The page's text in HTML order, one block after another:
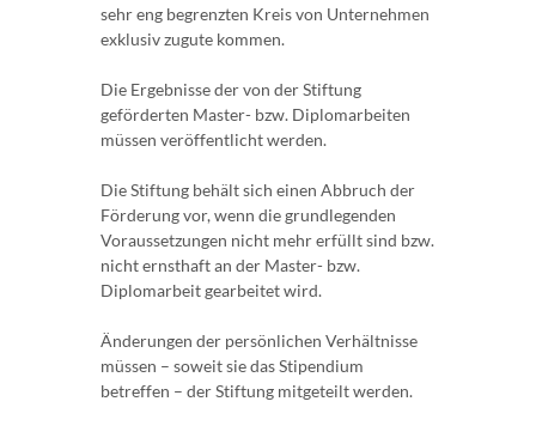
sehr eng begrenzten Kreis von Unternehmen
exklusiv zugute kommen.
Die Ergebnisse der von der Stiftung
geförderten Master- bzw. Diplomarbeiten
müssen veröffentlicht werden.
Die Stiftung behält sich einen Abbruch der
Förderung vor, wenn die grundlegenden
Voraussetzungen nicht mehr erfüllt sind bzw.
nicht ernsthaft an der Master- bzw.
Diplomarbeit gearbeitet wird.
Änderungen der persönlichen Verhältnisse
müssen – soweit sie das Stipendium
betreffen – der Stiftung mitgeteilt werden.